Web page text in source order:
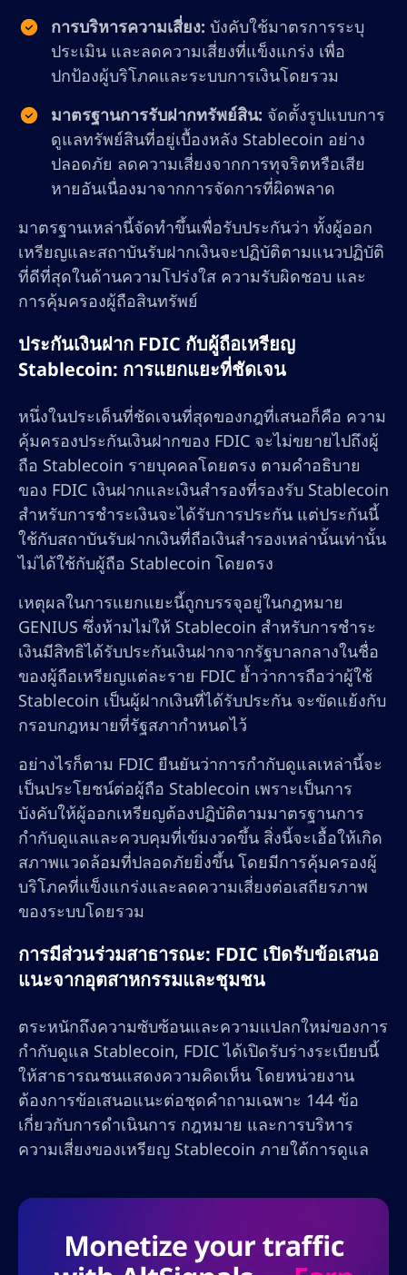
การบริหารความเสี่ยง: บังคับใช้มาตรการระบุ
ประเมิน และลดความเสี่ยงที่แข็งแกร่ง เพื่อ
ปกป้องผู้บริโภคและระบบการเงินโดยรวม
มาตรฐานการรับฝากทรัพย์สิน: จัดตั้งรูปแบบการ
ดูแลทรัพย์สินที่อยู่เบื้องหลัง Stablecoin อย่าง
ปลอดภัย ลดความเสี่ยงจากการทุจริตหรือเสีย
หายอันเนื่องมาจากการจัดการที่ผิดพลาด
มาตรฐานเหล่านี้จัดทำขึ้นเพื่อรับประกันว่า ทั้งผู้ออก
เหรียญและสถาบันรับฝากเงินจะปฏิบัติตามแนวปฏิบัติ
ที่ดีที่สุดในด้านความโปร่งใส ความรับผิดชอบ และ
การคุ้มครองผู้ถือสินทรัพย์
ประกันเงินฝาก FDIC กับผู้ถือเหรียญ
Stablecoin: การแยกแยะที่ชัดเจน
หนึ่งในประเด็นที่ชัดเจนที่สุดของกฎที่เสนอก็คือ ความ
คุ้มครองประกันเงินฝากของ FDIC จะไม่ขยายไปถึงผู้
ถือ Stablecoin รายบุคคลโดยตรง ตามคำอธิบาย
ของ FDIC เงินฝากและเงินสำรองที่รองรับ Stablecoin
สำหรับการชำระเงินจะได้รับการประกัน แต่ประกันนี้
ใช้กับสถาบันรับฝากเงินที่ถือเงินสำรองเหล่านั้นเท่านั้น
ไม่ได้ใช้กับผู้ถือ Stablecoin โดยตรง
เหตุผลในการแยกแยะนี้ถูกบรรจุอยู่ในกฎหมาย
GENIUS ซึ่งห้ามไม่ให้ Stablecoin สำหรับการชำระ
เงินมีสิทธิได้รับประกันเงินฝากจากรัฐบาลกลางในชื่อ
ของผู้ถือเหรียญแต่ละราย FDIC ย้ำว่าการถือว่าผู้ใช้
Stablecoin เป็นผู้ฝากเงินที่ได้รับประกัน จะขัดแย้งกับ
กรอบกฎหมายที่รัฐสภากำหนดไว้
อย่างไรก็ตาม FDIC ยืนยันว่าการกำกับดูแลเหล่านี้จะ
เป็นประโยชน์ต่อผู้ถือ Stablecoin เพราะเป็นการ
บังคับให้ผู้ออกเหรียญต้องปฏิบัติตามมาตรฐานการ
กำกับดูแลและควบคุมที่เข้มงวดขึ้น สิ่งนี้จะเอื้อให้เกิด
สภาพแวดล้อมที่ปลอดภัยยิ่งขึ้น โดยมีการคุ้มครองผู้
บริโภคที่แข็งแกร่งและลดความเสี่ยงต่อเสถียรภาพ
ของระบบโดยรวม
การมีส่วนร่วมสาธารณะ: FDIC เปิดรับข้อเสนอ
แนะจากอุตสาหกรรมและชุมชน
ตระหนักถึงความซับซ้อนและความแปลกใหม่ของการ
กำกับดูแล Stablecoin, FDIC ได้เปิดรับร่างระเบียบนี้
ให้สาธารณชนแสดงความคิดเห็น โดยหน่วยงาน
ต้องการข้อเสนอแนะต่อชุดคำถามเฉพาะ 144 ข้อ
เกี่ยวกับการดำเนินการ กฎหมาย และการบริหาร
ความเสี่ยงของเหรียญ Stablecoin ภายใต้การดูแล